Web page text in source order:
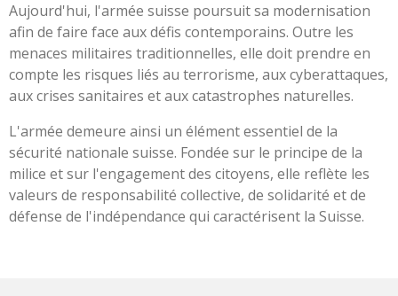
Aujourd'hui, l'armée suisse poursuit sa modernisation
afin de faire face aux défis contemporains. Outre les
menaces militaires traditionnelles, elle doit prendre en
compte les risques liés au terrorisme, aux cyberattaques,
aux crises sanitaires et aux catastrophes naturelles.
L'armée demeure ainsi un élément essentiel de la
sécurité nationale suisse. Fondée sur le principe de la
milice et sur l'engagement des citoyens, elle reflète les
valeurs de responsabilité collective, de solidarité et de
défense de l'indépendance qui caractérisent la Suisse.